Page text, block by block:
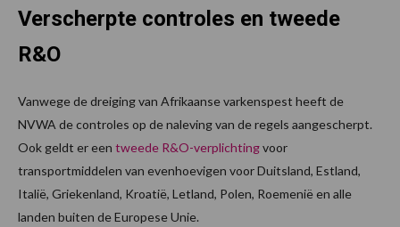
Verscherpte controles en tweede
R&O
Vanwege de dreiging van Afrikaanse varkenspest heeft de
NVWA de controles op de naleving van de regels aangescherpt.
Ook geldt er een tweede R&O-verplichtingvoor
transportmiddelen van evenhoevigen voor Duitsland, Estland,
Italië, Griekenland, Kroatië, Letland, Polen, Roemenië en alle
landen buiten de Europese Unie.